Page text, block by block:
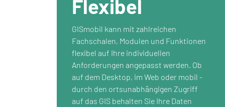
Flexibel
GISmobil kann mit zahlreichen
Fachschalen, Modulen und Funktionen
flexibel auf Ihre individuellen
Anforderungen angepasst werden. Ob
auf dem Desktop, im Web oder mobil -
durch den ortsunabhängigen Zugriff
auf das GIS behalten Sie Ihre Daten